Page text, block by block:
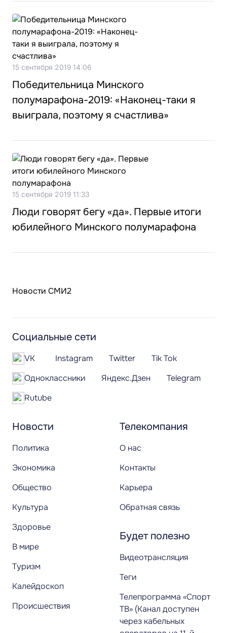
15 сентября 2019 14:06
Победительница Минского
полумарафона-2019: «Наконец-таки я
выиграла, поэтому я счастлива»
15 сентября 2019 11:33
Люди говорят бегу «да». Первые итоги
юбилейного Минского полумарафона
Новости СМИ2
Новости
Политика
Экономика
Общество
Культура
Здоровье
В мире
Туризм
Калейдоскоп
Происшествия
Телекомпания
О нас
Контакты
Карьера
Обратная связь
Будет полезно
Видеотрансляция
Теги
Телепрограмма «Спорт
ТВ» (Канал доступен
через кабельных
Социальные сети
VK Instagram Twitter
Tik Tok
Одноклассники
Яндекс.Дзен
Telegram
Rutube